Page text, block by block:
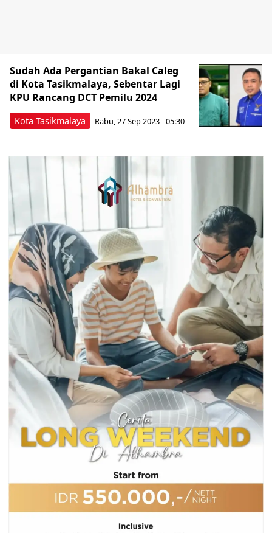
Kota Tasikmalaya
Sudah Ada Pergantian Bakal Caleg
di Kota Tasikmalaya, Sebentar Lagi
KPU Rancang DCT Pemilu 2024
Rabu, 27 Sep 2023 - 05:30